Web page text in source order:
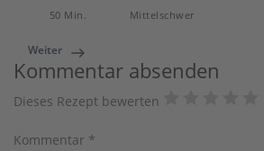
50 Min. Mittelschwer
Weiter
Kommentar absenden
Dieses Rezept bewerten
Kommentar *